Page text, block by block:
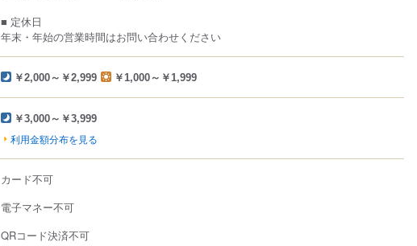
■ 定休日
年末・年始の営業時間はお問い合わせください
￥2,000～￥2,999 ￥1,000～￥1,999
￥3,000～￥3,999
利用金額分布を見る
カード不可
電子マネー不可
QRコード決済不可